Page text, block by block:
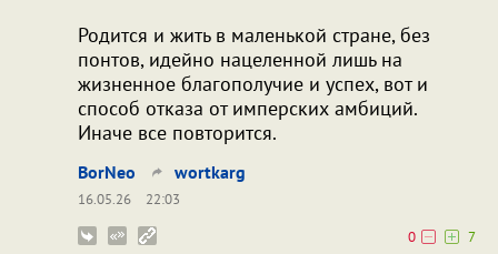
Родится и жить в маленькой стране, без
понтов, идейно нацеленной лишь на
жизненное благополучие и успех, вот и
способ отказа от имперских амбиций.
Иначе все повторится.
BorNeo wortkarg
16.05.26
22:03
0
7